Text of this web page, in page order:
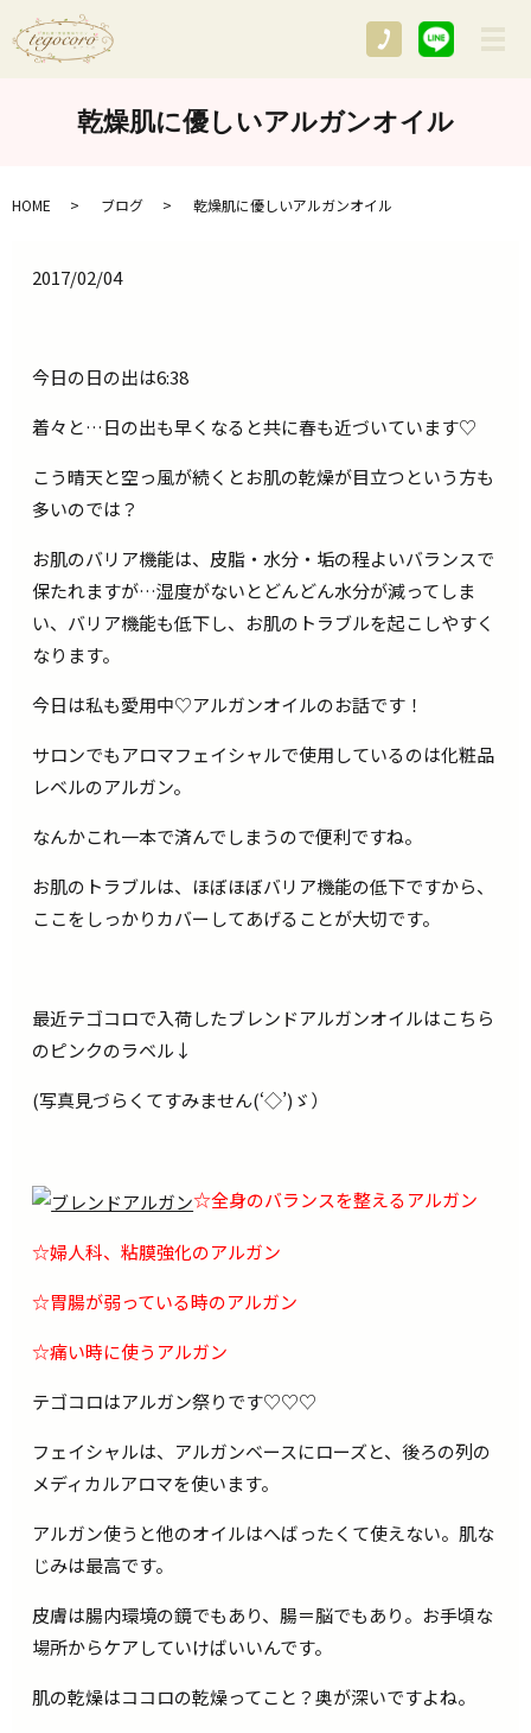
乾燥肌に優しいアルガンオイル
HOME ブログ 乾燥肌に優しいアルガンオイル
2017/02/04
今日の日の出は6:38
着々と…日の出も早くなると共に春も近づいています♡
こう晴天と空っ風が続くとお肌の乾燥が目立つという方も
多いのでは？
お肌のバリア機能は、皮脂・水分・垢の程よいバランスで
保たれますが…湿度がないとどんどん水分が減ってしま
い、バリア機能も低下し、お肌のトラブルを起こしやすく
なります。
今日は私も愛用中♡アルガンオイルのお話です！
サロンでもアロマフェイシャルで使用しているのは化粧品
レベルのアルガン。
なんかこれ一本で済んでしまうので便利ですね。
お肌のトラブルは、ほぼほぼバリア機能の低下ですから、
ここをしっかりカバーしてあげることが大切です。
最近テゴコロで入荷したブレンドアルガンオイルはこちら
のピンクのラベル↓
(写真見づらくてすみません(‘◇’)ゞ）
☆全身のバランスを整えるアルガン
☆婦人科、粘膜強化のアルガン
☆胃腸が弱っている時のアルガン
☆痛い時に使うアルガン
テゴコロはアルガン祭りです♡♡♡
フェイシャルは、アルガンベースにローズと、後ろの列の
メディカルアロマを使います。
アルガン使うと他のオイルはへばったくて使えない。肌な
じみは最高です。
皮膚は腸内環境の鏡でもあり、腸＝脳でもあり。お手頃な
場所からケアしていけばいいんです。
肌の乾燥はココロの乾燥ってこと？奥が深いですよね。